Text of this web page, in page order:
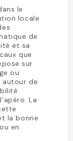
le
locale
de
et sa
que
sur
ou
autour de
La
la bonne
en